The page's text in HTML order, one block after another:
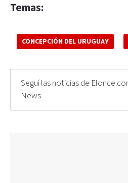
Temas:
CONCEPCIÓN DEL URUGUAY
Seguí las noticias de
News